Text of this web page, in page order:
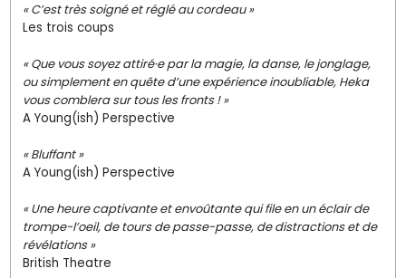
« C’est très soigné et réglé au cordeau »
Les trois coups
« Que vous soyez attiré·e par la magie, la danse, le jonglage,
ou simplement en quête d’une expérience inoubliable, Heka
vous comblera sur tous les fronts ! »
A Young(ish) Perspective
« Bluffant »
A Young(ish) Perspective
« Une heure captivante et envoûtante qui file en un éclair de
trompe-l’oeil, de tours de passe-passe, de distractions et de
révélations »
British Theatre